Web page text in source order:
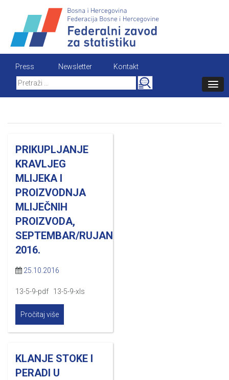
content
Press Newsletter
Kontakt
Search
for:
PRIKUPLJANJE
KRAVLJEG
MLIJEKA I
PROIZVODNJA
MLIJEČNIH
PROIZVODA,
SEPTEMBAR/RUJAN
2016.
25.10.2016
13-5-9-pdf 13-5-9-xls
Pročitaj više
KLANJE STOKE I
PERADI U